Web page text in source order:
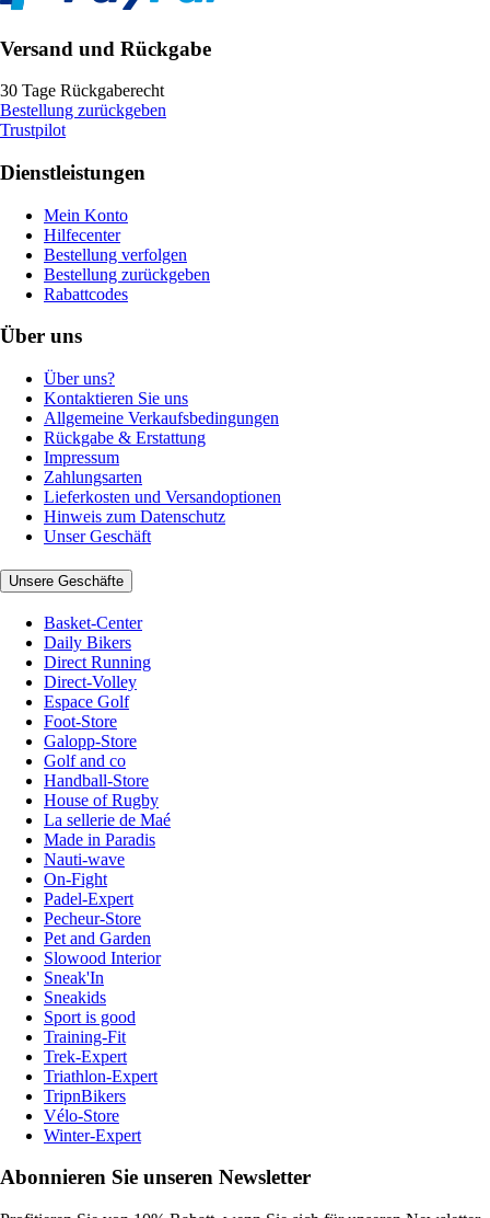
Versand und Rückgabe
30 Tage Rückgaberecht
Bestellung zurückgeben
Trustpilot
Dienstleistungen
Mein Konto
Hilfecenter
Bestellung verfolgen
Bestellung zurückgeben
Rabattcodes
Über uns
Über uns?
Kontaktieren Sie uns
Allgemeine Verkaufsbedingungen
Rückgabe & Erstattung
Impressum
Zahlungsarten
Lieferkosten und Versandoptionen
Hinweis zum Datenschutz
Unser Geschäft
Unsere Geschäfte
Basket-Center
Daily Bikers
Direct Running
Direct-Volley
Espace Golf
Foot-Store
Galopp-Store
Golf and co
Handball-Store
House of Rugby
La sellerie de Maé
Made in Paradis
Nauti-wave
On-Fight
Padel-Expert
Pecheur-Store
Pet and Garden
Slowood Interior
Sneak'In
Sneakids
Sport is good
Training-Fit
Trek-Expert
Triathlon-Expert
TripnBikers
Vélo-Store
Winter-Expert
Abonnieren Sie unseren Newsletter